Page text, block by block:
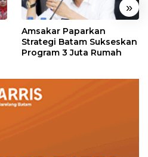
»
Amsakar Paparkan
Strategi Batam Sukseskan
Program 3 Juta Rumah